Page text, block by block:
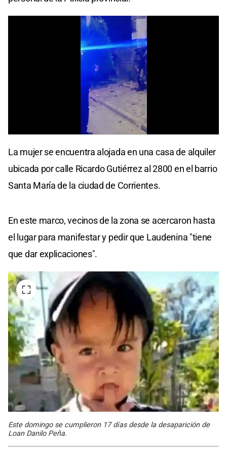
La mujer se encuentra alojada en una casa de alquiler
ubicada por calle Ricardo Gutiérrez al 2800 en el barrio
Santa María de la ciudad de Corrientes.
En este marco, vecinos de la zona se acercaron hasta
el lugar para manifestar y pedir que Laudenina "tiene
que dar explicaciones".
Este domingo se cumplieron 17 días desde la desaparición de
Loan Danilo Peña.